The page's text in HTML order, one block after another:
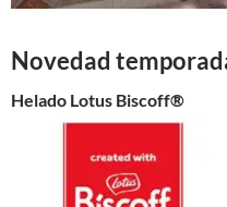
Novedad
Helado Lotus Biscoff®